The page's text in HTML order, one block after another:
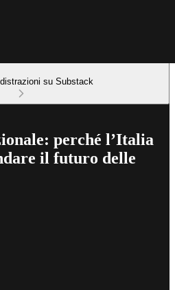
su Substack
perché l’Italia
il futuro delle